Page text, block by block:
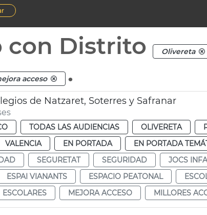
con Distrito Olivereta
acceso .
de Natzaret, Soterres y Safranar
TODAS LAS AUDIENCIAS OLIVERETA
VALENCIA EN PORTADA EN PORTADA
SEGURETAT SEGURIDAD
JOCS
ESPAI VIANANTS ESPACIO PEATONAL
ESCOLARES MEJORA ACCESO MILLORES